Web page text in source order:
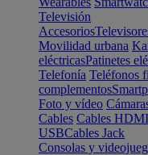
Televisión
Accesorios
Movilidad urbana
eléctricasPatinetes
Telefonía Teléfonos
complementos
Foto y vídeo
Cables Cables HDMI
USBCables Jack
Consolas y